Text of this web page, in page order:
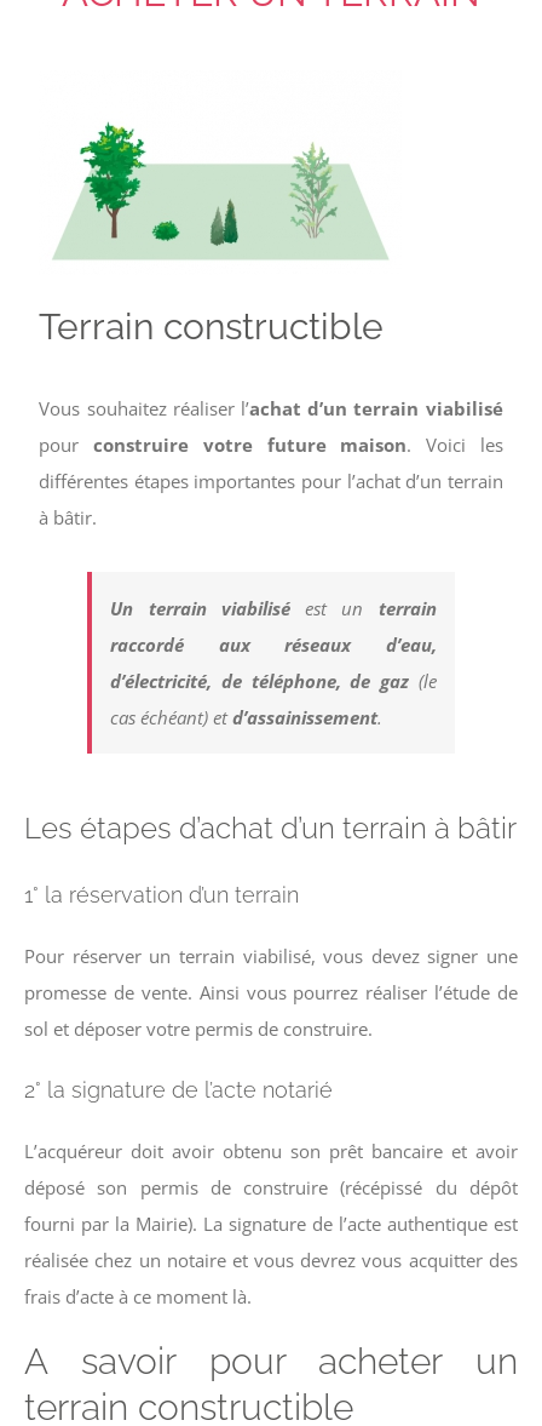
Terrain constructible
Vous souhaitez réaliser l’achat d’un terrain viabilisé
pourconstruire votre future maison. Voici les
différentes étapes importantes pour l’achat d’un terrain
à bâtir.
Un terrain viabiliséest un terrain
raccordé aux réseaux d’eau,
d’électricité, de téléphone, de gaz(le
cas échéant) etd’assainissement.
Les étapes d’achat d’un terrain à bâtir
1° la réservation d’un terrain
Pour réserver un terrain viabilisé, vous devez signer une
promesse de vente. Ainsi vous pourrez réaliser l’étude de
sol et déposer votre permis de construire.
2° la signature de l’acte notarié
L’acquéreur doit avoir obtenu son prêt bancaire et avoir
déposé son permis de construire (récépissé du dépôt
fourni par la Mairie). La signature de l’acte authentique est
réalisée chez un notaire et vous devrez vous acquitter des
frais d’acte à ce moment là.
A savoir pour acheter un
terrain constructible